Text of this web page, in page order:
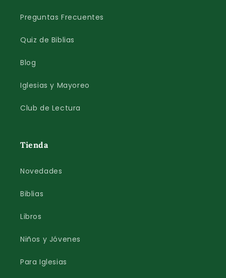
Preguntas Frecuentes
Quiz de Biblias
Blog
Iglesias y Mayoreo
Club de Lectura
Tienda
Novedades
Biblias
Libros
Niños y Jóvenes
Para Iglesias